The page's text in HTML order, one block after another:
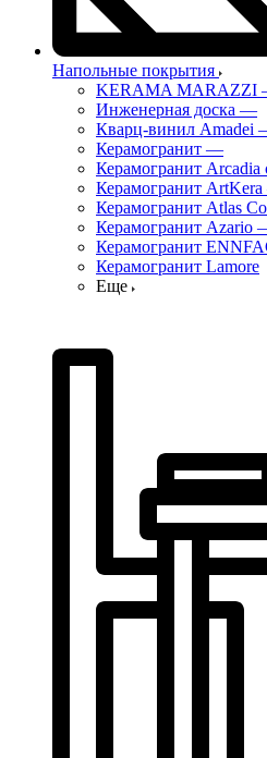
Напольные покрытия
KERAMA MARAZZI
Инженерная доска —
Кварц-винил Amadei
Керамогранит —
Керамогранит Arcadia
Керамогранит ArtKera
Керамогранит Atlas
Керамогранит Azario
Керамогранит
Керамогранит Lamore
Еще